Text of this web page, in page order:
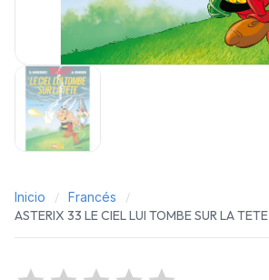
Inicio Francés
ASTERIX 33 LE CIEL LUI TOMBE SUR LA TETE